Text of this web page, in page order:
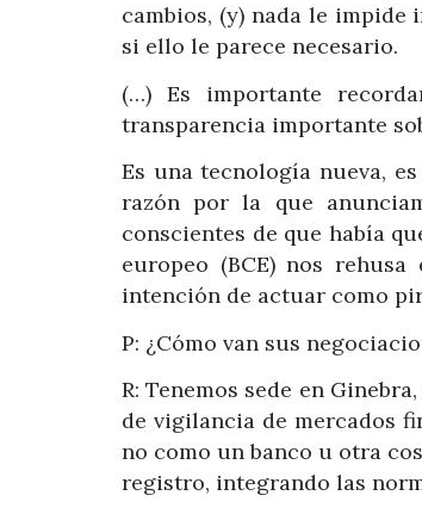
cambios, (y) nada le
si ello le parece necesario.
(…) Es importante
transparencia importante
Es una tecnología nueva,
razón por la que
conscientes de que había
europeo (BCE) nos
intención de actuar como
P: ¿Cómo van sus
R: Tenemos sede en
de vigilancia de mercados
no como un banco u otra
registro, integrando las